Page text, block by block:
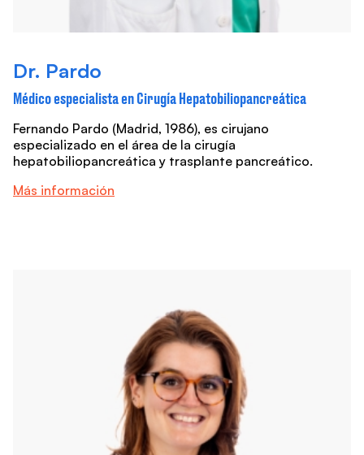
Dr. Pardo
Médico especialista en Cirugía Hepatobiliopancreática
Fernando Pardo (Madrid, 1986), es cirujano
especializado en el área de la cirugía
hepatobiliopancreática y trasplante pancreático.
Más información